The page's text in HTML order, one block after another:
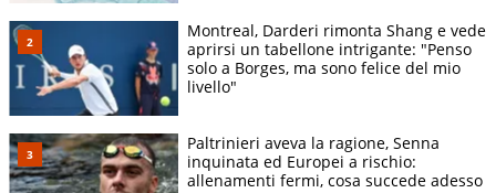
Montreal, Darderi rimonta Shang e vede
aprirsi un tabellone intrigante: "Penso
solo a Borges, ma sono felice del mio
livello"
Paltrinieri aveva la ragione, Senna
inquinata ed Europei a rischio:
allenamenti fermi, cosa succede adesso